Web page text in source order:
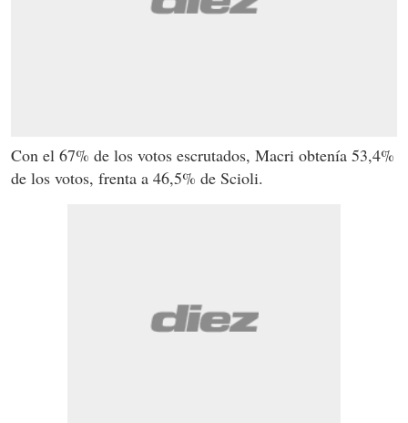
Con el 67% de los votos escrutados, Macri obtenía 53,4%
de los votos, frenta a 46,5% de Scioli.